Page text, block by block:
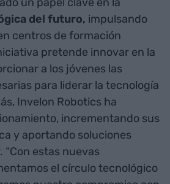
del futuro, impulsando
centros de formación
pretende innovar en la
a los jóvenes las
para liderar la tecnología
Invelon Robotics ha
incrementando sus
y aportando soluciones
“Con estas nuevas
el círculo tecnológico